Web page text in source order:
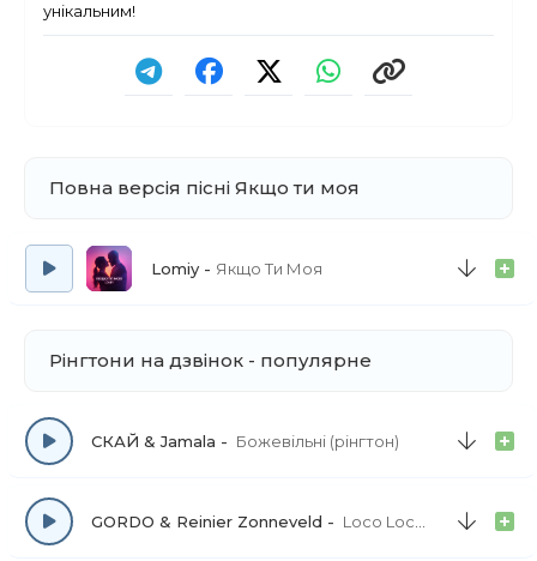
унікальним!
Повна версія пісні Якщо ти моя
Lomiy Якщо Ти Моя
Рінгтони на дзвінок - популярне
СКАЙ & Jamala Божевільні (рінгтон)
GORDO & Reinier Zonneveld Loco Loco (рінгтон)